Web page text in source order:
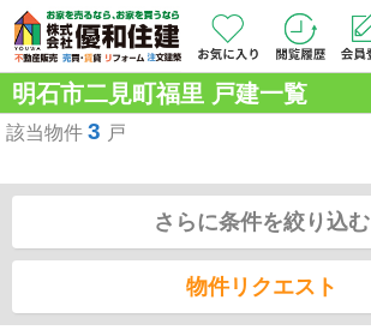
明石市二見町福里 戸建一覧
該当物件 3 戸
さらに条件を絞り込む
物件リクエスト